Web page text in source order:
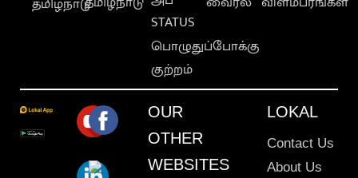
STATUS
பொழுதுப்போக்கு
குற்றம்
OUR
OTHER
WEBSITES
LOKAL
Contact Us
About Us